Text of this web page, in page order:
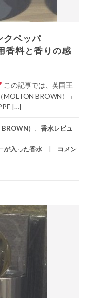
クペッパ
香料と香りの感
この記事では、英国王
BROWN）」
[…]
） 、 香水レビュ
が入った香水 コメン